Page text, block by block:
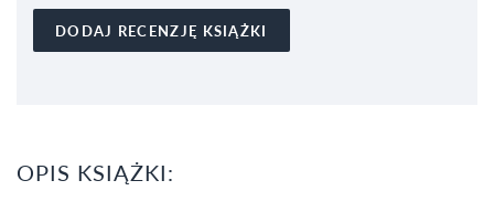
DODAJ RECENZJĘ KSIĄŻKI
OPIS KSIĄŻKI: